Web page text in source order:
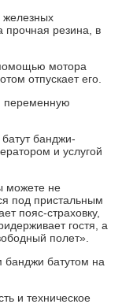
железных
резина, в
мотора
отпускает его.
переменную
банджи-
и услугой
можете не
под пристальным
пояс-страховку,
гостя, а
полет».
банджи батутом на
и техническое